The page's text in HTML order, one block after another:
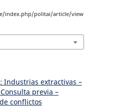
index.php/politai/article/view
Industrias extractivas –
previa –
conflictos